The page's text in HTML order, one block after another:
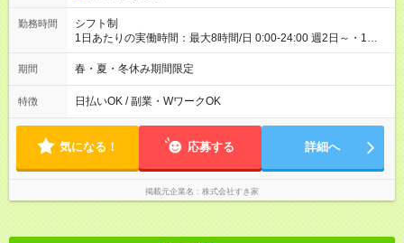
勤務時間
シフト制
1日あたりの実働時間：最大8時間/日 0:00-24:00 週2日～・1日
2h～OK ＜シフト例＞ 〇朝帯 5:00-9:00 〇昼帯 9:00-14:00 〇午
後帯 14:00-18:00 〇夜帯 18:00-22:00 〇深夜帯 22:00-翌5:00 基
ます♪
期間 春・夏・冬休み期間限定
特徴 日払いOK / 副業・WワークOK
気になる！ 応募する 詳細へ
掲載元企業名 株式会社すき家